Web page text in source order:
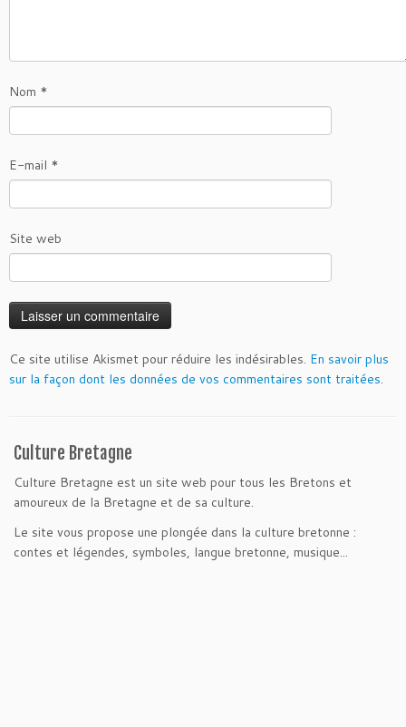
Nom *
E-mail *
Site web
Ce site utilise Akismet pour réduire les indésirables. En savoir plus
sur la façon dont les données de vos commentaires sont traitées.
Culture Bretagne
Culture Bretagne est un site web pour tous les Bretons et
amoureux de la Bretagne et de sa culture.
Le site vous propose une plongée dans la culture bretonne :
contes et légendes, symboles, langue bretonne, musique...